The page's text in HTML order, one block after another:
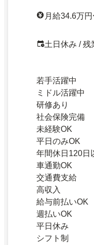
月給34.6万
土日休み / 残
若手活躍中
ミドル活躍中
研修あり
社会保険完備
未経験OK
平日のみOK
年間休日120日
車通勤OK
交通費支給
高収入
給与前払いOK
週払いOK
平日休み
シフト制